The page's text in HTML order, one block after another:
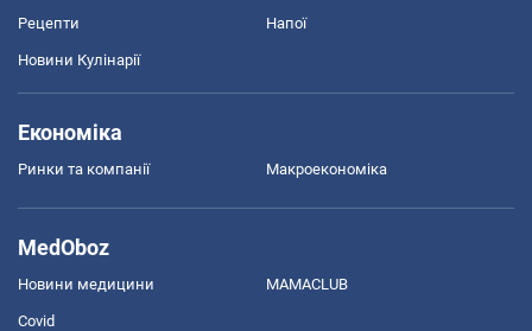
Рецепти Напої
Новини Кулінарії
Економіка
Ринки та компанії Макроекономіка
MedOboz
Новини медицини MAMACLUB
Covid